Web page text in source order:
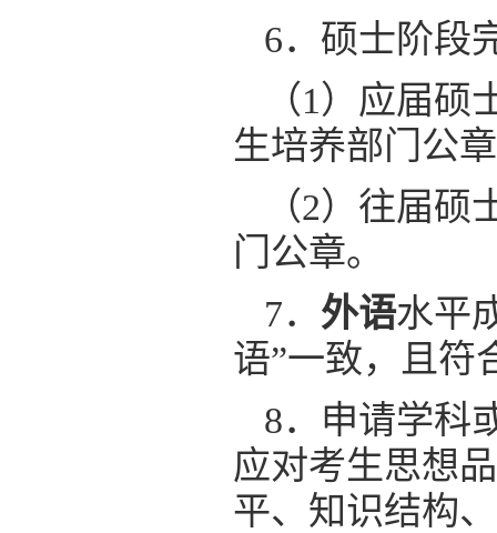
6．硕士阶段
（1）应届
生培养部门公
（2）往届
门公章。
7． 外语水平
语”一致，且符
8．申请学科
应对考生思想
平、知识结构